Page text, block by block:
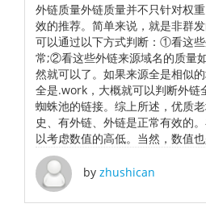
外链质量外链质量并不只针对权
效的推荐。简单来说，就是非群发
可以通过以下方式判断：①看这
常;②看这些外链来源域名的质量
然就可以了。如果来源全是相似
全是.work，大概就可以判断外链
蜘蛛池的链接。综上所述，优质
史、有外链、外链是正常有效的
以考虑数值的高低。当然，数值也
by zhushican